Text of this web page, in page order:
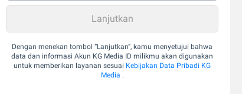
Dengan menekan tombol “Lanjutkan”, kamu menyetujui bahwa
data dan informasi Akun KG Media ID milikmu akan digunakan
untuk memberikan layanan sesuai Kebijakan Data Pribadi KG
Media .